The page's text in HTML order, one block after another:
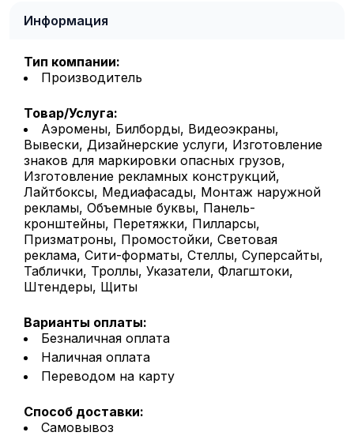
Информация
Тип компании:
Производитель
Товар/Услуга:
Аэромены, Билборды, Видеоэкраны,
Вывески, Дизайнерские услуги, Изготовление
знаков для маркировки опасных грузов,
Изготовление рекламных конструкций,
Лайтбоксы, Медиафасады, Монтаж наружной
рекламы, Объемные буквы, Панель-
кронштейны, Перетяжки, Пилларсы,
Призматроны, Промостойки, Световая
реклама, Сити-форматы, Стеллы, Суперсайты,
Таблички, Троллы, Указатели, Флагштоки,
Штендеры, Щиты
Варианты оплаты:
Безналичная оплата
Наличная оплата
Переводом на карту
Способ доставки:
Самовывоз